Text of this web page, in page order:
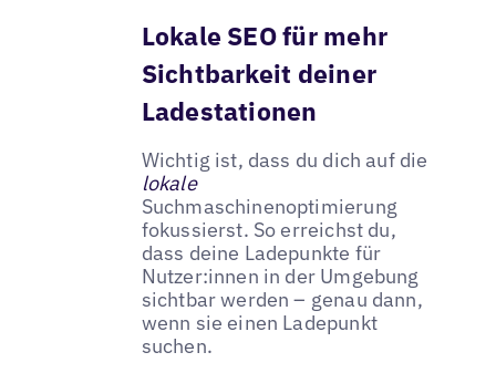
Lokale SEO für mehr
Sichtbarkeit deiner
Ladestationen
Wichtig ist, dass du dich auf die
lokale
Suchmaschinenoptimierung
fokussierst. So erreichst du,
dass deine Ladepunkte für
Nutzer:innen in der Umgebung
sichtbar werden – genau dann,
wenn sie einen Ladepunkt
suchen.